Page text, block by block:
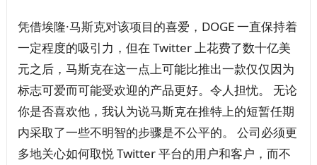
凭借埃隆·马斯克对该项目的喜爱，DOGE 一直保持着
一定程度的吸引力，但在 Twitter 上花费了数十亿美
元之后，马斯克在这一点上可能比推出一款仅仅因为
标志可爱而可能受欢迎的产品更好。令人担忧。 无论
你是否喜欢他，我认为说马斯克在推特上的短暂任期
内采取了一些不明智的步骤是不公平的。 公司必须更
多地关心如何取悦 Twitter 平台的用户和客户，而不